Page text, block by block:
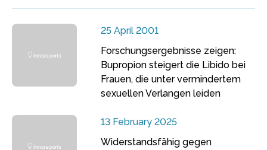
25 April 2001
Forschungsergebnisse zeigen:
Bupropion steigert die Libido bei
Frauen, die unter vermindertem
sexuellen Verlangen leiden
13 February 2025
Widerstandsfähig gegen